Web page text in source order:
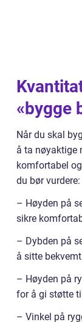
«bygge
Når du skal
å ta nøyaktige
komfortabel
du bør vurdere:
– Høyden på
sikre
– Dybden på
å sitte
– Høyden på
for å gi støtte
– Vinkel på